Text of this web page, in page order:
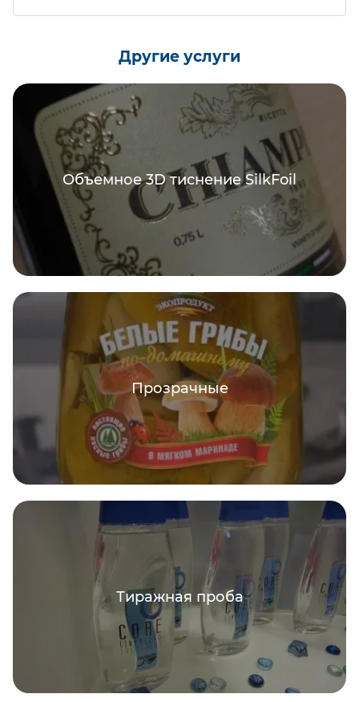
30-40 минут.
сможете сразу посмотреть образцы этикеток и
онлайн-консультации вы можете сделать
запрос менеджеру, чтобы получить образцы
почтой.
Другие услуги
Объемное 3D тиснение SilkFoil
Прозрачные
Тиражная проба